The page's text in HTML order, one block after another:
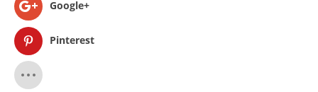
Google+
Pinterest